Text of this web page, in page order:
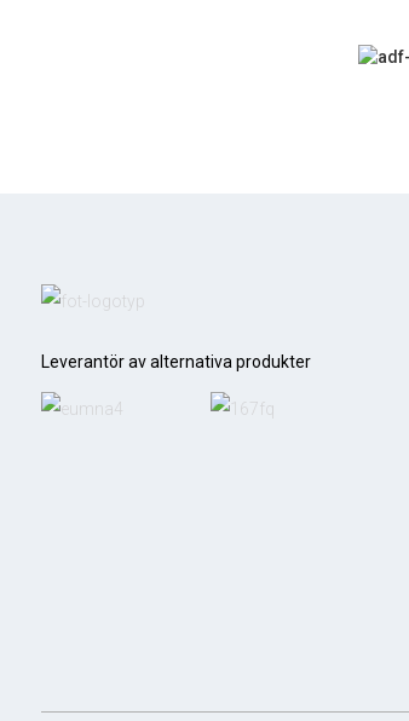
Leverantör av alternativa produkter